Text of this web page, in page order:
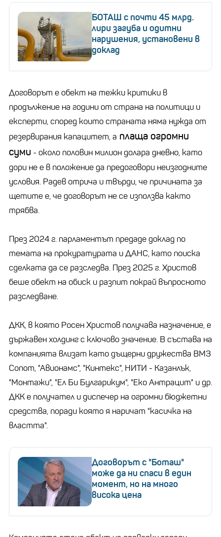
БОТАШ с почти 45 млрд.
лири загуба и одитни
нарушения, установени в
доклад
Договорът е обект на тежки критики в
продължение на години от страна на политици и
експерти, според които страната няма нужда от
резервирания капацитет, а плаща огромни
суми - около половин милион долара дневно, като
дори не е в положение да предоговори неизгодните
условия. Радев отрича и твърди, че причината за
щетите е, че договорът не се използва както
трябва.
През 2024 г. парламентът предаде доклад по
темата на прокуратурата и ДАНС, като поиска
сделката да се разследва. През 2025 г. Христов
беше обект на обиск и разпит покрай въпросното
разследване.
ДКК, в която Росен Христов получава назначение, е
държавен холдинг с ключово значение. В състава на
компанията влизат като дъщерни дружества ВМЗ
Сопот, "Авионамс", "Кинтекс", НИТИ - Казанлък,
"Монтажи", "Ел Би Булгарикум", "Еко Антрацит" и др.
ДКК е получател и диспечер на огромни бюджетни
средства, поради която я наричат "касичка на
властта".
Договорът с "Боташ"
може да ни спаси в един
момент, но на много
висока цена